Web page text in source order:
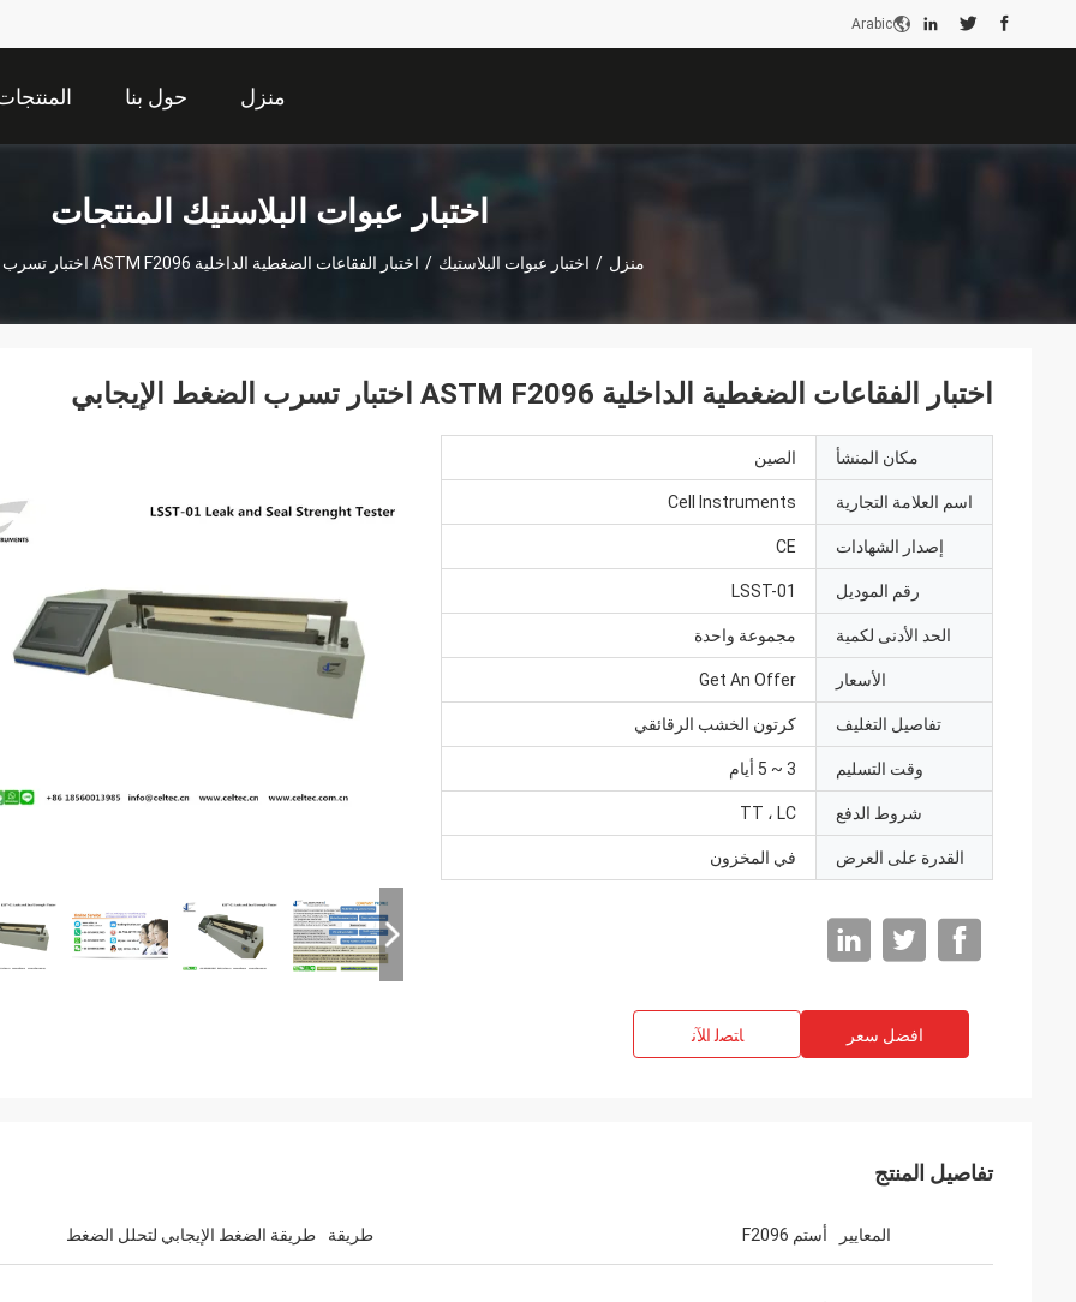
Arabic
منزل حول بنا
اختبار عبوات البلاستيك المنتجات
منزل / اختبار عبوات البلاستيك / اختبار الفقاعات الضغطية الداخلية ASTM F2096 اختبار تسرب الضغط الإيجابي
اختبار الفقاعات الضغطية الداخلية ASTM F2096 اختبار تسرب الضغط الإيجابي
مكان المنشأ الصين
اسم العلامة التجارية Cell Instruments
إصدار الشهادات CE
رقم الموديل LSST-01
الحد الأدنى لكمية مجموعة واحدة
الأسعار Get An Offer
تفاصيل التغليف كرتون الخشب الرقائقي
وقت التسليم 3 ~ 5 أيام
شروط الدفع TT ، LC
القدرة على العرض في المخزون
افضل سعر ﺎﺘﺼﻟ ﺍﻶﻧ
تفاصيل المنتج
المعايير أستم F2096 طريقة طريقة الضغط الإيجابي لتحلل الضغط